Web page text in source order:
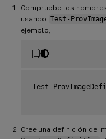
Compruebe los
usando Test-
ejemplo,
Test -
Cree una definición de